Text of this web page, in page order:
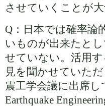
させていくことが
Q：日本では確率論
いものが出来たと
せていない。活用
見を聞かせていた
震工学会議に出席
Earthquake